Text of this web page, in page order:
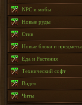
NPC и мобы
Новые руды
Стив
Новые блоки и предметы
Еда и Растения
Технический софт
Видео
Читы